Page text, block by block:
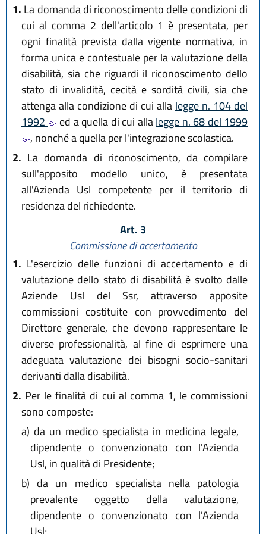
1. La domanda di riconoscimento delle condizioni di
cui al comma 2 dell'articolo 1 è presentata, per
ogni finalità prevista dalla vigente normativa, in
forma unica e contestuale per la valutazione della
disabilità, sia che riguardi il riconoscimento dello
stato di invalidità, cecità e sordità civili, sia che
attenga alla condizione di cui alla legge n. 104 del
1992
ed a quella di cui allalegge n. 68 del 1999
, nonché a quella per l'integrazione scolastica.
2. La domanda di riconoscimento, da compilare
sull'apposito modello unico, è presentata
all'Azienda Usl competente per il territorio di
residenza del richiedente.
Art. 3
Commissione di accertamento
1. L'esercizio delle funzioni di accertamento e di
valutazione dello stato di disabilità è svolto dalle
Aziende Usl del Ssr, attraverso apposite
commissioni costituite con provvedimento del
Direttore generale, che devono rappresentare le
diverse professionalità, al fine di esprimere una
adeguata valutazione dei bisogni socio-sanitari
derivanti dalla disabilità.
2. Per le finalità di cui al comma 1, le commissioni
sono composte:
a) da un medico specialista in medicina legale,
dipendente o convenzionato con l'Azienda
Usl, in qualità di Presidente;
b) da un medico specialista nella patologia
prevalente oggetto della valutazione,
dipendente o convenzionato con l'Azienda